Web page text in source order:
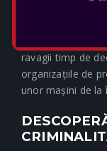
perioadă în care
ravagii timp de
organizațiile de
unor mașini de la